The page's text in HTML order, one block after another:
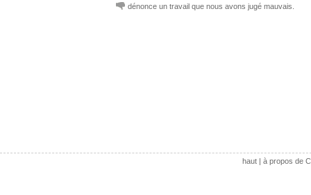
dénonce un travail que nous avons jugé mauvais.
haut| à propos de